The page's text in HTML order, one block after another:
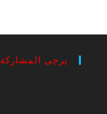
يرجى المشاركة